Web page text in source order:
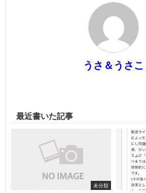
うさ＆うさこ
最近書いた記事
未分類